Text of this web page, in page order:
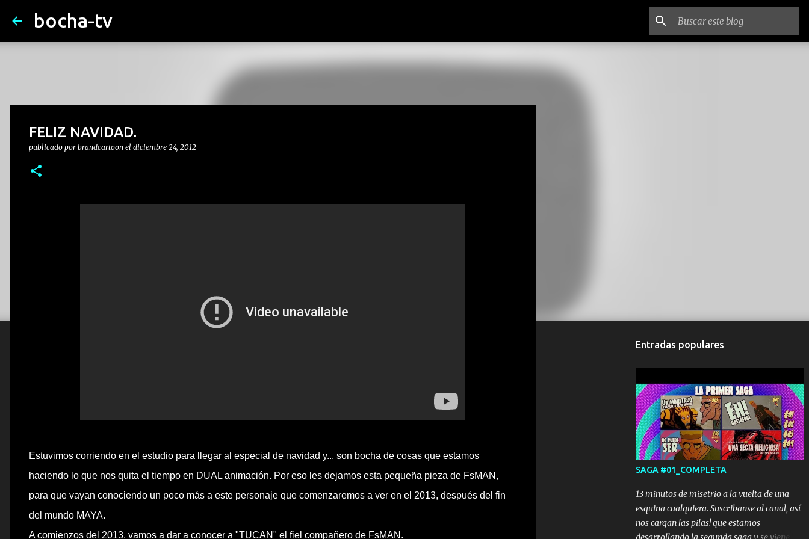
bocha-tv
FELIZ NAVIDAD.
publicado por brandcartoon el diciembre 24, 2012
Estuvimos corriendo en el estudio para llegar al especial de navidad y... son bocha de cosas que estamos
haciendo lo que nos quita el tiempo en DUAL animación. Por eso les dejamos esta pequeña pieza de FsMAN,
para que vayan conociendo un poco más a este personaje que comenzaremos a ver en el 2013, después del fin
del mundo MAYA.
A comienzos del 2013, vamos a dar a conocer a "TUCAN" el fiel compañero de FsMAN.
Entradas populares
SAGA #01_COMPLETA
13 minutos de misetrio a la vuelta de una
esquina cualquiera. Suscribanse al canal, así
nos cargan las pilas! que estamos